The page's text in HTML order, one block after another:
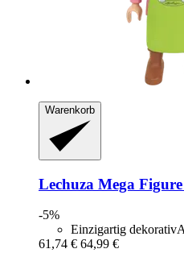
Warenkorb
Lechuza Mega
-5%
Einzigartig
61,74 € 64,99 €